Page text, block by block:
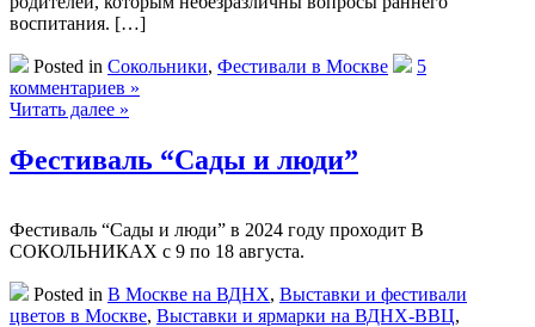
воспитания. […]
Posted in Сокольники, Фестивали в Москве
5
комментариев »
Читать далее »
Фестиваль “Сады и люди”
Фестиваль “Сады и люди” в 2024 году проходит В
СОКОЛЬНИКАХ с 9 по 18 августа.
Posted in В Москве на ВДНХ, Выставки и фестивали
цветов в Москве, Выставки и ярмарки на ВДНХ-ВВЦ,